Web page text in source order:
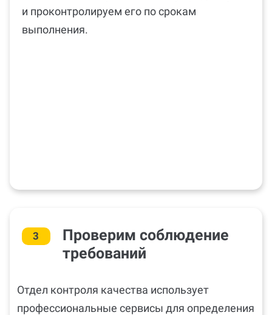
и проконтролируем его по срокам
выполнения.
3
Проверим соблюдение
требований
Отдел контроля качества использует
профессиональные сервисы для определения